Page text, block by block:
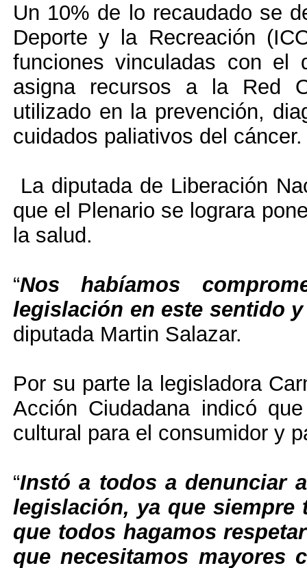
Un 10% de lo recaudado se
Deporte y la Recreación
funciones vinculadas con el
asigna recursos a la Red
utilizado en la prevención,
cuidados paliativos del cáncer.
La diputada de Liberación
que el Plenario se lograra
la salud.
“Nos habíamos
legislación en este sentido
diputada Martin Salazar.
Por su parte la legisladora
Acción Ciudadana indicó
cultural para el consumidor y
“Instó a todos a denunciar
legislación, ya que siempre
que todos hagamos
que necesitamos mayores